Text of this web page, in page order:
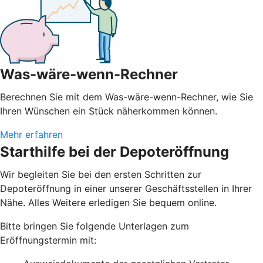
Was-wäre-wenn-Rechner
Berechnen Sie mit dem Was-wäre-wenn-Rechner, wie Sie
Ihren Wünschen ein Stück näherkommen können.
Mehr erfahren
Starthilfe bei der Depoteröffnung
Wir begleiten Sie bei den ersten Schritten zur
Depoteröffnung in einer unserer Geschäftsstellen in Ihrer
Nähe. Alles Weitere erledigen Sie bequem online.
Bitte bringen Sie folgende Unterlagen zum
Eröffnungstermin mit: